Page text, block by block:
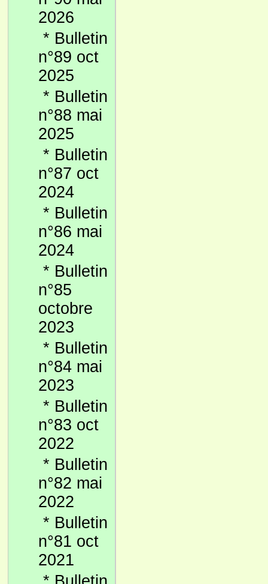
2026
* Bulletin
n°89 oct
2025
* Bulletin
n°88 mai
2025
* Bulletin
n°87 oct
2024
* Bulletin
n°86 mai
2024
* Bulletin
n°85
octobre
2023
* Bulletin
n°84 mai
2023
* Bulletin
n°83 oct
2022
* Bulletin
n°82 mai
2022
* Bulletin
n°81 oct
2021